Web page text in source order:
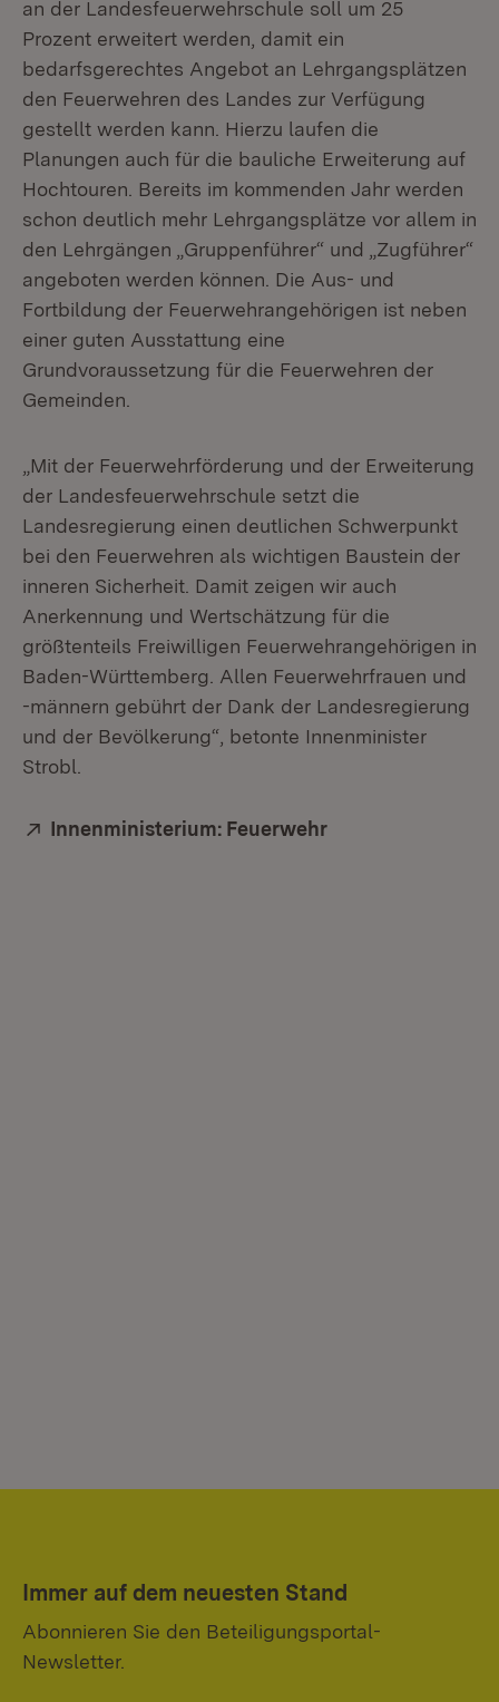
an der Landesfeuerwehrschule soll um 25
Prozent erweitert werden, damit ein
bedarfsgerechtes Angebot an Lehrgangsplätzen
den Feuerwehren des Landes zur Verfügung
gestellt werden kann. Hierzu laufen die
Planungen auch für die bauliche Erweiterung auf
Hochtouren. Bereits im kommenden Jahr werden
schon deutlich mehr Lehrgangsplätze vor allem in
den Lehrgängen „Gruppenführer“ und „Zugführer“
angeboten werden können. Die Aus- und
Fortbildung der Feuerwehrangehörigen ist neben
einer guten Ausstattung eine
Grundvoraussetzung für die Feuerwehren der
Gemeinden.
„Mit der Feuerwehrförderung und der Erweiterung
der Landesfeuerwehrschule setzt die
Landesregierung einen deutlichen Schwerpunkt
bei den Feuerwehren als wichtigen Baustein der
inneren Sicherheit. Damit zeigen wir auch
Anerkennung und Wertschätzung für die
größtenteils Freiwilligen Feuerwehrangehörigen in
Baden-Württemberg. Allen Feuerwehrfrauen und
-männern gebührt der Dank der Landesregierung
und der Bevölkerung“, betonte Innenminister
Strobl.
Extern:
Innenministerium: Feuerwehr
Immer auf dem neuesten Stand
Abonnieren Sie den Beteiligungsportal-
Newsletter.